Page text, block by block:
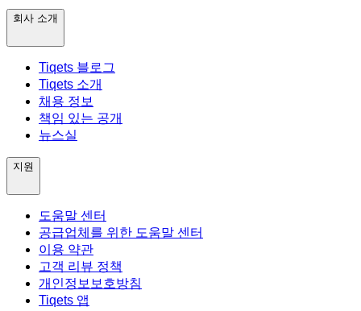
회사 소개
Tiqets 블로그
Tiqets 소개
채용 정보
책임 있는 공개
뉴스실
지원
도움말 센터
공급업체를 위한 도움말 센터
이용 약관
고객 리뷰 정책
개인정보보호방침
Tiqets 앱